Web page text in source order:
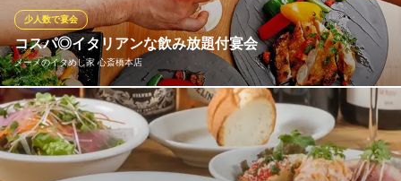
※こちらは夜のみのこだわりです。
In the middle
ステーキでヘルシーを
大阪メトロ四つ橋線四ツ橋駅 徒歩4分
大阪府大阪市西区新町1-20-16 メゾンドール新町1F
コスパ◎イタリアンな飲み放題付宴会
メーメのイタめし家 心斎橋本店
少人数で宴会
カジュアルに本格イタリアンを味わっていただきたいとの思い
で、2時間飲み放題付のリーズナブルなコースを多数ご用意いたし
ました。おすすめは、パスタもピザも、シェフの自信作を盛り込
んだ全10品の『定番コース』。5,000円（税込）でコスパもバツグ